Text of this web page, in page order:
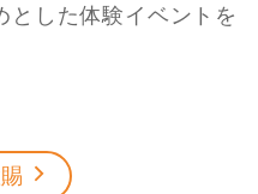
とした体験イベントを